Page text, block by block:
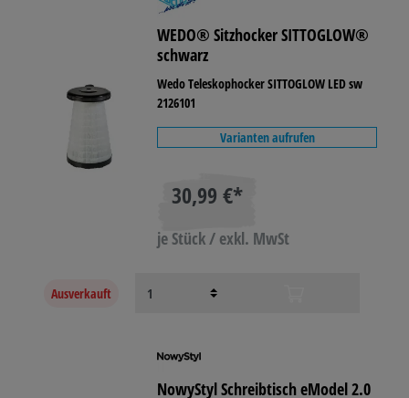
WEDO® Sitzhocker SITTOGLOW®
schwarz
Wedo Teleskophocker SITTOGLOW LED sw
2126101
Varianten aufrufen
30,99 €*
je Stück / exkl. MwSt
Ausverkauft
NowyStyl Schreibtisch eModel 2.0